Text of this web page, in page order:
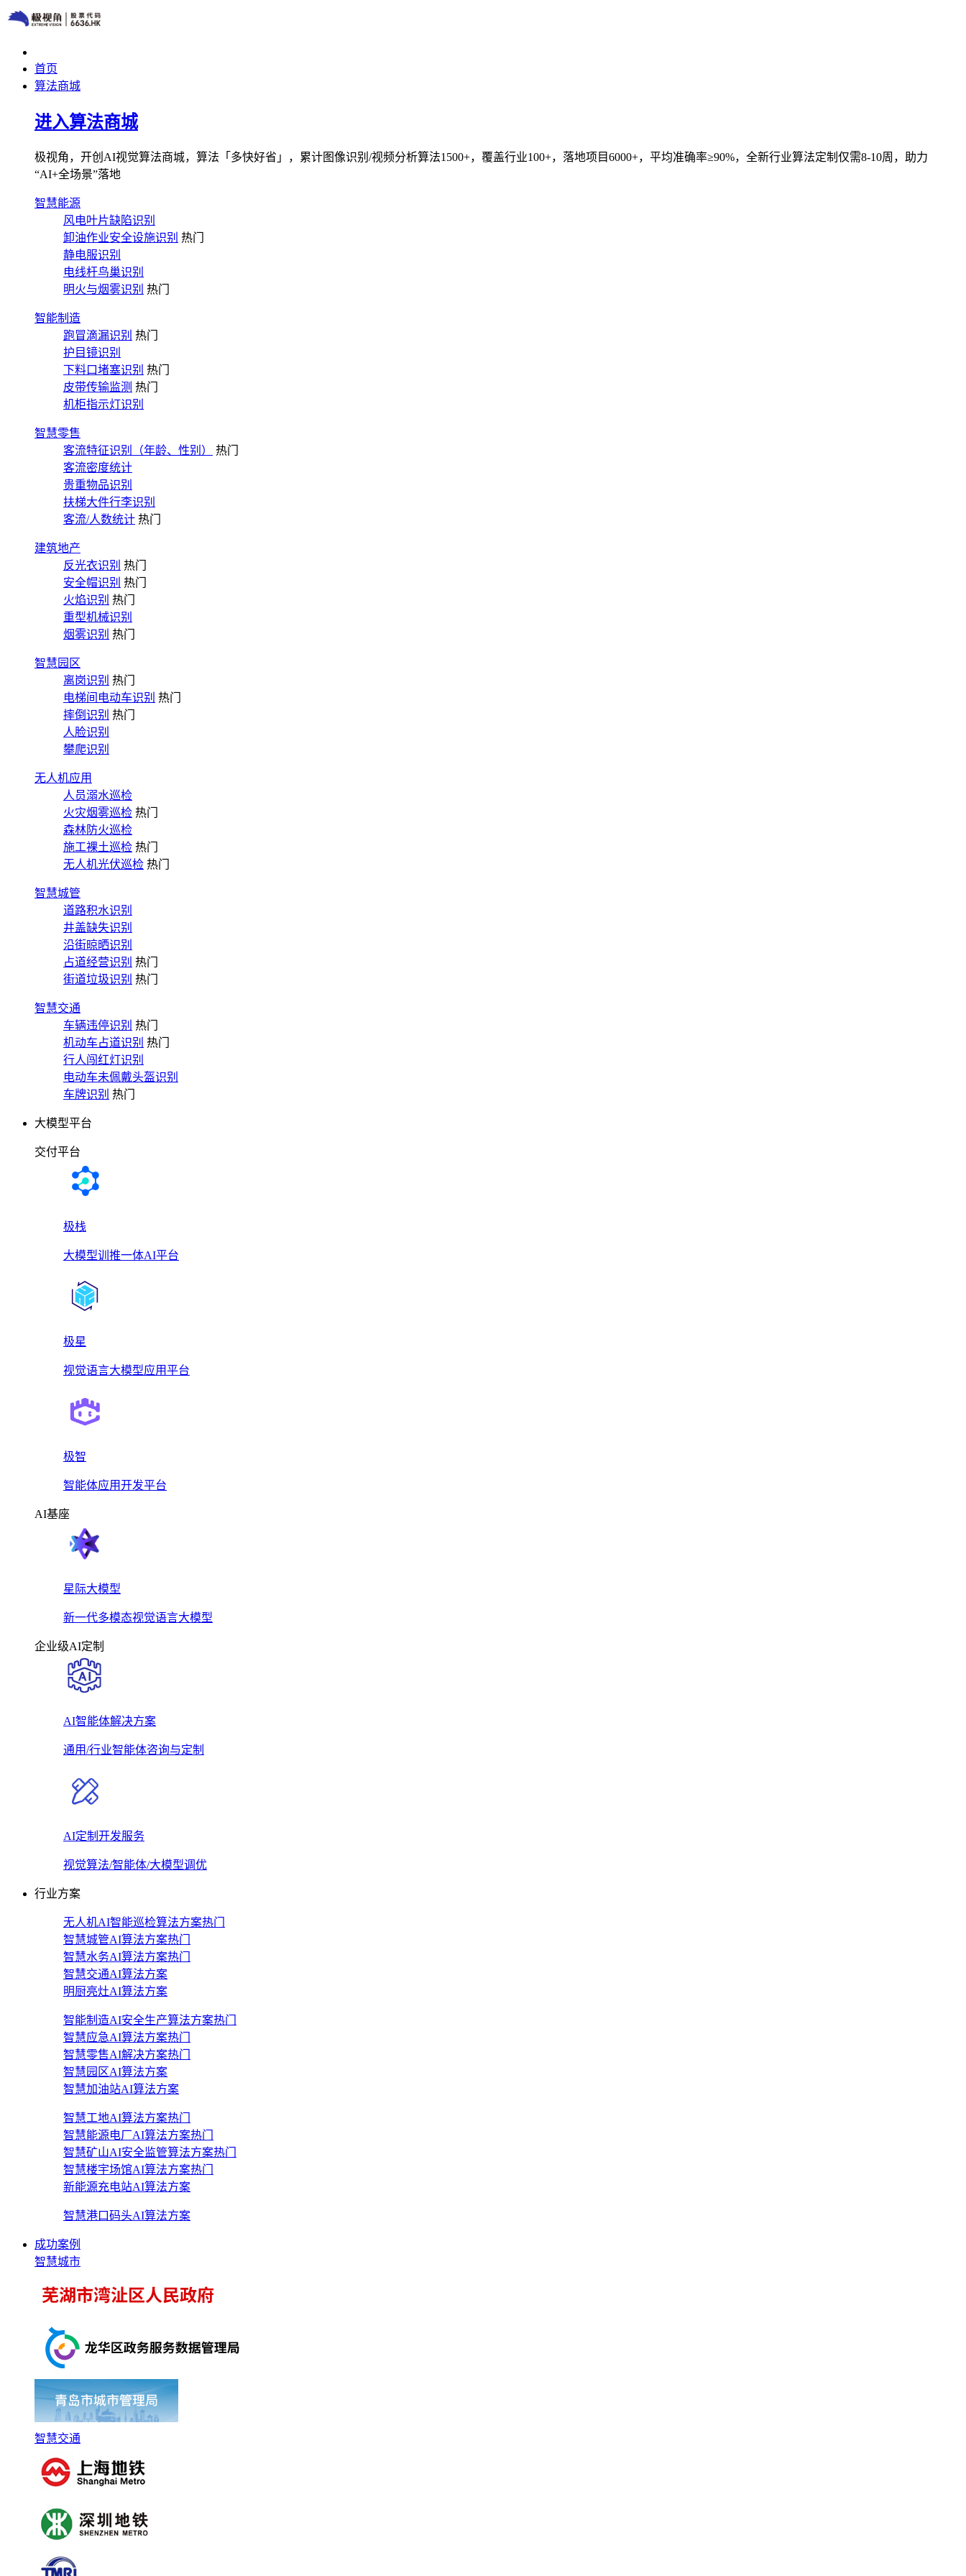
首页
算法商城
进入算法商城
极视角，开创AI视觉算法商城，算法「多快好省」，累计图像识别/视频分析算法1500+，覆盖行业100+，落地项目6000+，平均准确率≥90%，全新行业算法定制仅需8-10周，助力
“AI+全场景”落地
智慧能源
风电叶片缺陷识别
卸油作业安全设施识别 热门
静电服识别
电线杆鸟巢识别
明火与烟雾识别 热门
智能制造
跑冒滴漏识别 热门
护目镜识别
下料口堵塞识别 热门
皮带传输监测 热门
机柜指示灯识别
智慧零售
客流特征识别（年龄、性别）
热门
客流密度统计
贵重物品识别
扶梯大件行李识别
客流/人数统计 热门
建筑地产
反光衣识别 热门
安全帽识别 热门
火焰识别 热门
重型机械识别
烟雾识别 热门
智慧园区
离岗识别 热门
电梯间电动车识别 热门
摔倒识别 热门
人脸识别
攀爬识别
无人机应用
人员溺水巡检
火灾烟雾巡检 热门
森林防火巡检
施工裸土巡检 热门
无人机光伏巡检 热门
智慧城管
道路积水识别
井盖缺失识别
沿街晾晒识别
占道经营识别 热门
街道垃圾识别 热门
智慧交通
车辆违停识别 热门
机动车占道识别 热门
行人闯红灯识别
电动车未佩戴头盔识别
车牌识别 热门
大模型平台
交付平台
极栈
大模型训推一体AI平台
极星
视觉语言大模型应用平台
极智
智能体应用开发平台
AI基座
星际大模型
新一代多模态视觉语言大模型
企业级AI定制
AI智能体解决方案
通用/行业智能体咨询与定制
AI定制开发服务
视觉算法/智能体/大模型调优
行业方案
无人机AI智能巡检算法方案热门
智慧城管AI算法方案热门
智慧水务AI算法方案热门
智慧交通AI算法方案
明厨亮灶AI算法方案
智能制造AI安全生产算法方案热门
智慧应急AI算法方案热门
智慧零售AI解决方案热门
智慧园区AI算法方案
智慧加油站AI算法方案
智慧工地AI算法方案热门
智慧能源电厂AI算法方案热门
智慧矿山AI安全监管算法方案热门
智慧楼宇场馆AI算法方案热门
新能源充电站AI算法方案
智慧港口码头AI算法方案
成功案例
智慧城市
智慧交通